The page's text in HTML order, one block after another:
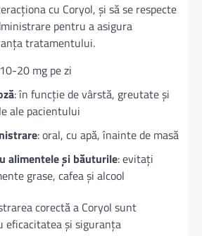
cu Coryol, și să se respecte
pentru a asigura
tratamentului.
20 mg pe zi
: în funcție de vârstă, greutate și
ale pacientului
: oral, cu apă, înainte de masă
alimentele și băuturile: evitați
grase, cafea și alcool
corectă a Coryol sunt
eficacitatea și siguranța